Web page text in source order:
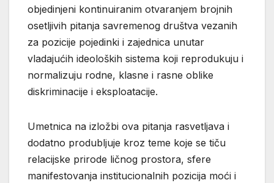
objedinjeni kontinuiranim otvaranjem brojnih
osetljivih pitanja savremenog društva vezanih
za pozicije pojedinki i zajednica unutar
vladajućih ideoloških sistema koji reprodukuju i
normalizuju rodne, klasne i rasne oblike
diskriminacije i eksploatacije.
Umetnica na izložbi ova pitanja rasvetljava i
dodatno produbljuje kroz teme koje se tiču
relacijske prirode ličnog prostora, sfere
manifestovanja institucionalnih pozicija moći i